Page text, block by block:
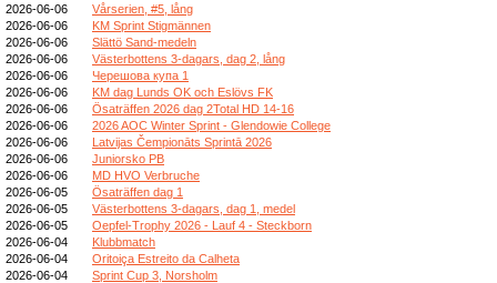
2026-06-06
Vårserien, #5, lång
2026-06-06
KM Sprint Stigmännen
2026-06-06
Slättö Sand-medeln
2026-06-06
Västerbottens 3-dagars, dag 2, lång
2026-06-06
Черешова купа 1
2026-06-06
KM dag Lunds OK och Eslövs FK
2026-06-06
Ösaträffen 2026 dag 2Total HD 14-16
2026-06-06
2026 AOC Winter Sprint - Glendowie College
2026-06-06
Latvijas Čempionāts Sprintā 2026
2026-06-06
Juniorsko PB
2026-06-06
MD HVO Verbruche
2026-06-05
Ösaträffen dag 1
2026-06-05
Västerbottens 3-dagars, dag 1, medel
2026-06-05
Oepfel-Trophy 2026 - Lauf 4 - Steckborn
2026-06-04
Klubbmatch
2026-06-04
Oritoiça Estreito da Calheta
2026-06-04
Sprint Cup 3, Norsholm